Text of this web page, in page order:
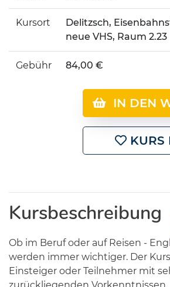
Kursort
Delitzsch,
neue VHS, Raum 2.23
Gebühr 84,00 €
IN DEN
KURS
Kursbeschreibung
Ob im Beruf oder auf Reisen -
werden immer wichtiger. Der
Einsteiger oder Teilnehmer mit